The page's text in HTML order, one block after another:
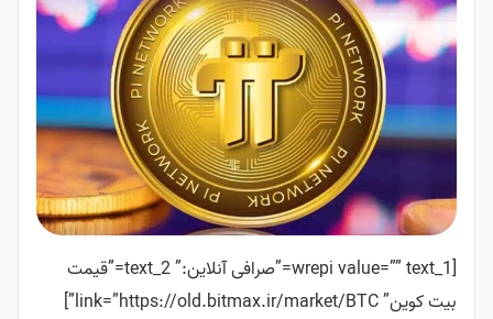
[wrepi value=”” text_1=”صرافی آنلاین:” text_2=”قیمت
بیت کوین” link=”https://old.bitmax.ir/market/BTC”]